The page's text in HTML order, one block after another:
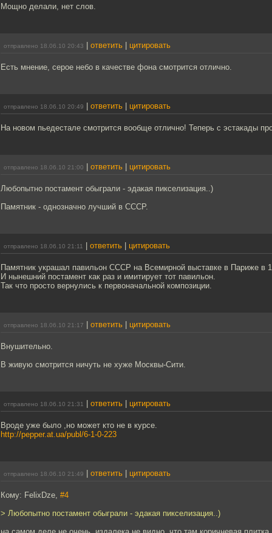
Мощно делали, нет слов.
отправлено 18.06.10 20:43 ответить цитировать
Есть мнение, серое небо в качестве фона смотрится отлично.
отправлено 18.06.10 20:49 ответить цитировать
На новом пьедестале смотрится вообще отлично! Теперь с эстакады
отправлено 18.06.10 21:00 ответить цитировать
Любопытно постамент обыграли - эдакая пикселизация..)
Памятник - однозначно лучший в СССР.
отправлено 18.06.10 21:11 ответить цитировать
Памятник украшал павильон СССР на Всемирной выставке в Париже в
И нынешний постамент как раз и имитирует тот павильон.
Так что просто вернулись к первоначальной композиции.
отправлено 18.06.10 21:17 ответить цитировать
Внушительно.
В живую смотрится ничуть не хуже Москвы-Сити.
отправлено 18.06.10 21:31 ответить цитировать
Вроде уже было ,но может кто не в курсе.
http://pepper.at.ua/publ/6-1-0-223
отправлено 18.06.10 21:49 ответить цитировать
Кому: FelixDze, #4
> Любопытно постамент обыграли - эдакая пикселизация..)